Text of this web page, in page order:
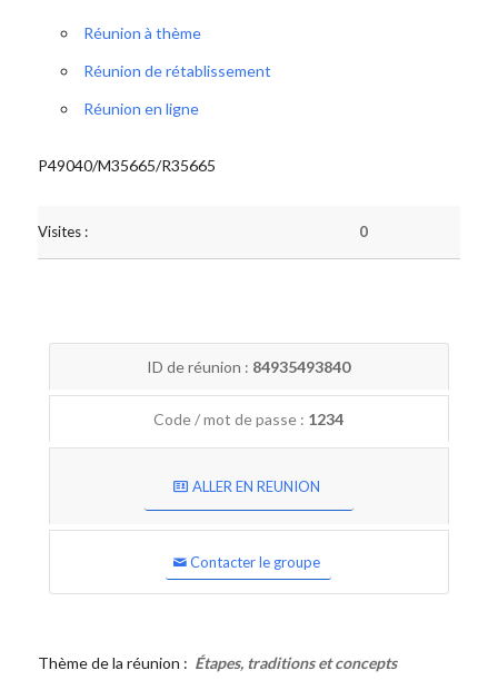
Réunion à thème
Réunion de rétablissement
Réunion en ligne
P49040/M35665/R35665
Visites : 0
ID de réunion : 84935493840
Code / mot de passe : 1234
ALLER EN REUNION
Contacter le groupe
Thème de la réunion : Étapes, traditions et concepts